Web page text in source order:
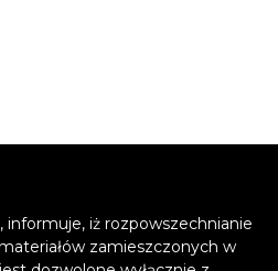
informuje, iż rozpowszechnianie
zamieszczonych w